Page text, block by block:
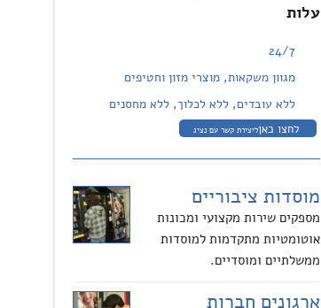
עלות
24/7
מגוון משקאות, מוצרי מזון וחטיפים
ללא עובדים, ללא לכלוך, ללא מחסנים
לחצו כאןליצירת קשר עם נציג
מוסדות ציבוריים
מספקים שירות מקצועי ומכונות
אוטומטיות מתקדמות למוסדות
ממשלתיים ומוסדיים.
ארגונים חברות